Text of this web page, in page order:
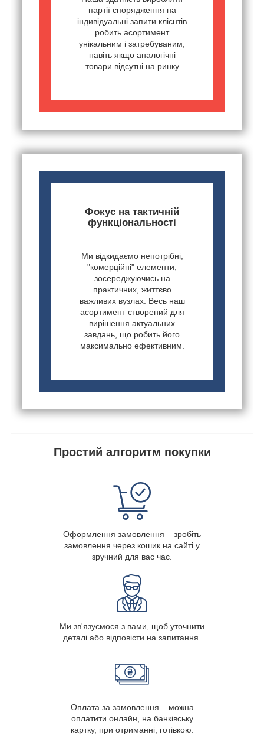
партії спорядження на
індивідуальні запити клієнтів
робить асортимент
унікальним і затребуваним,
навіть якщо аналогічні
товари відсутні на ринку
Фокус на тактичній
функціональності
Ми відкидаємо непотрібні,
"комерційні" елементи,
зосереджуючись на
практичних, життєво
важливих вузлах. Весь наш
асортимент створений для
вирішення актуальних
завдань, що робить його
максимально ефективним.
Простий алгоритм покупки
Оформлення замовлення – зробіть
замовлення через кошик на сайті у
зручний для вас час.
Ми зв'язуємося з вами, щоб уточнити
деталі або відповісти на запитання.
Оплата за замовлення – можна
оплатити онлайн, на банківську
картку, при отриманні, готівкою.